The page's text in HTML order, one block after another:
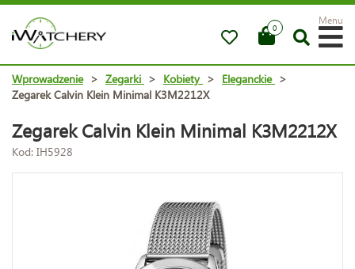
0
Menu
Wprowadzenie > Zegarki > Kobiety > Eleganckie >
Zegarek Calvin Klein Minimal K3M2212X
Zegarek Calvin Klein Minimal K3M2212X
Kod: IH5928